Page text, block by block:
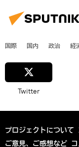
国際 国内 政治 経
Twitter
プロジェクトについて
ご意見、ご感想など